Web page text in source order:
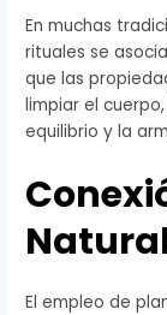
En muchas
rituales se
que las
limpiar el
equilibrio y la
El empleo de